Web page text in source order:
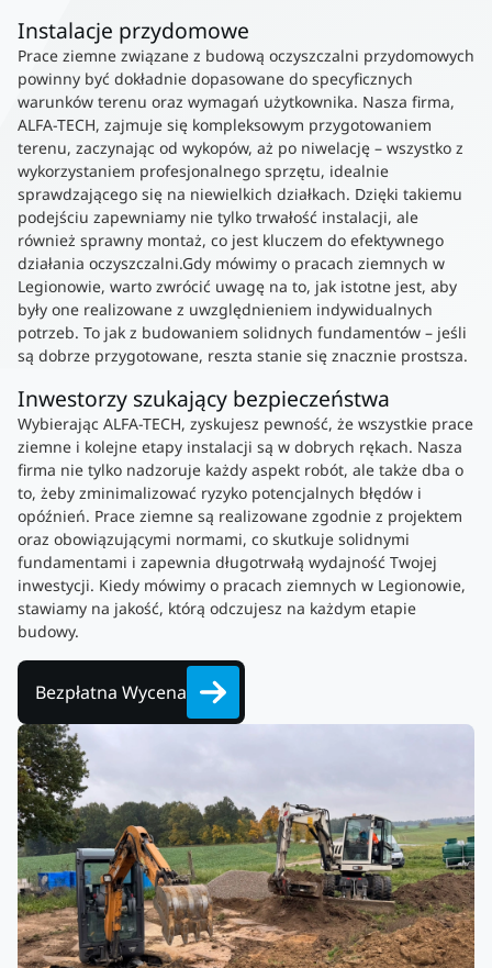
Instalacje przydomowe
Prace ziemne związane z budową oczyszczalni przydomowych
powinny być dokładnie dopasowane do specyficznych
warunków terenu oraz wymagań użytkownika. Nasza firma,
ALFA-TECH, zajmuje się kompleksowym przygotowaniem
terenu, zaczynając od wykopów, aż po niwelację – wszystko z
wykorzystaniem profesjonalnego sprzętu, idealnie
sprawdzającego się na niewielkich działkach. Dzięki takiemu
podejściu zapewniamy nie tylko trwałość instalacji, ale
również sprawny montaż, co jest kluczem do efektywnego
działania oczyszczalni.Gdy mówimy o pracach ziemnych w
Legionowie, warto zwrócić uwagę na to, jak istotne jest, aby
były one realizowane z uwzględnieniem indywidualnych
potrzeb. To jak z budowaniem solidnych fundamentów – jeśli
są dobrze przygotowane, reszta stanie się znacznie prostsza.
Inwestorzy szukający bezpieczeństwa
Wybierając ALFA-TECH, zyskujesz pewność, że wszystkie prace
ziemne i kolejne etapy instalacji są w dobrych rękach. Nasza
firma nie tylko nadzoruje każdy aspekt robót, ale także dba o
to, żeby zminimalizować ryzyko potencjalnych błędów i
opóźnień. Prace ziemne są realizowane zgodnie z projektem
oraz obowiązującymi normami, co skutkuje solidnymi
fundamentami i zapewnia długotrwałą wydajność Twojej
inwestycji. Kiedy mówimy o pracach ziemnych w Legionowie,
stawiamy na jakość, którą odczujesz na każdym etapie
budowy.
Bezpłatna Wycena